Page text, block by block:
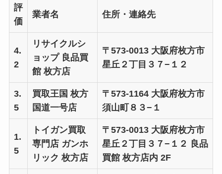
評
価
業者名 住所・連絡先
4.
2
リサイクルシ
ョップ 良品買
館 枚方店
〒573-0013 大阪府枚方市
星丘２丁目３７−１２
3.
5
買取王国 枚方
国道一号店
〒573-1164 大阪府枚方市
須山町８３−１
1.
5
トイガン買取
専門店 ガンホ
リック 枚方店
〒573-0013 大阪府枚方市
星丘２丁目３７−１２ 良品
買館 枚方店内 2F